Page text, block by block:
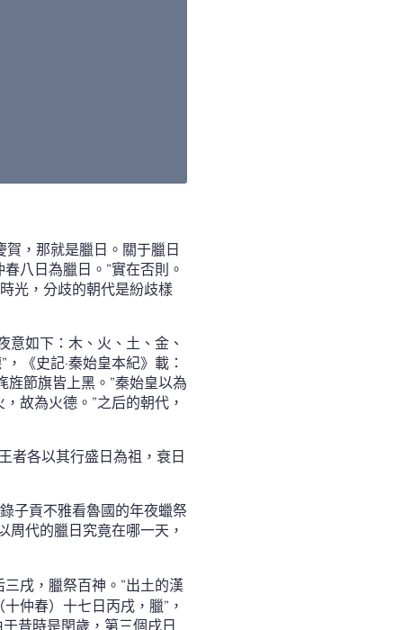
，那就是臘日。關于臘日
八日為臘日。”實在否則。
光，分歧的朝代是紛歧樣
意如下：木、火、土、金、
《史記·秦始皇本紀》載：
節旗皆上黑。”秦始皇以為
故為火德。”之后的朝代，
者各以其行盛日為祖，衰日
子貢不雅看魯國的年夜蠟祭
周代的臘日究竟在哪一天，
戌，臘祭百神。”出土的漢
仲春）十七日丙戌，臘”，
昔時是閏歲，第三個戌日